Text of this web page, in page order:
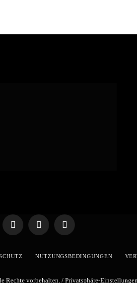
WhatsApp
X
YouTube
NUTZUNGSBEDINGUNGEN
Rechte vorbehalten. / Privatsphäre-